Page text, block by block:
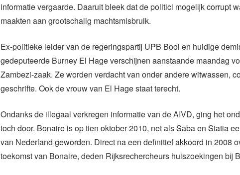
informatie vergaarde. Daaruit bleek dat de politici mogelijk corrupt
maakten aan grootschalig machtsmisbruik.
Ex-politieke leider van de regeringspartij UPB Booi en huidige
gedeputeerde Burney El Hage verschijnen aanstaande maandag
Zambezi-zaak. Ze worden verdacht van onder andere witwassen,
geschrifte. Ook de vrouw van El Hage staat terecht.
Ondanks de illegaal verkregen informatie van de AIVD, ging het
toch door. Bonaire is op tien oktober 2010, net als Saba en Statia
van Nederland geworden. Direct na een definitief akkoord in 2008
toekomst van Bonaire, deden Rijksrechercheurs huiszoekingen bij